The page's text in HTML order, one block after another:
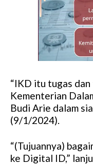
“IKD itu tugas
Kementerian
Budi Arie dalam
(9/1/2024).
“(Tujuannya)
ke Digital ID,”